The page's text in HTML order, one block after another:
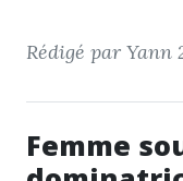
Rédigé par Yann
Femme